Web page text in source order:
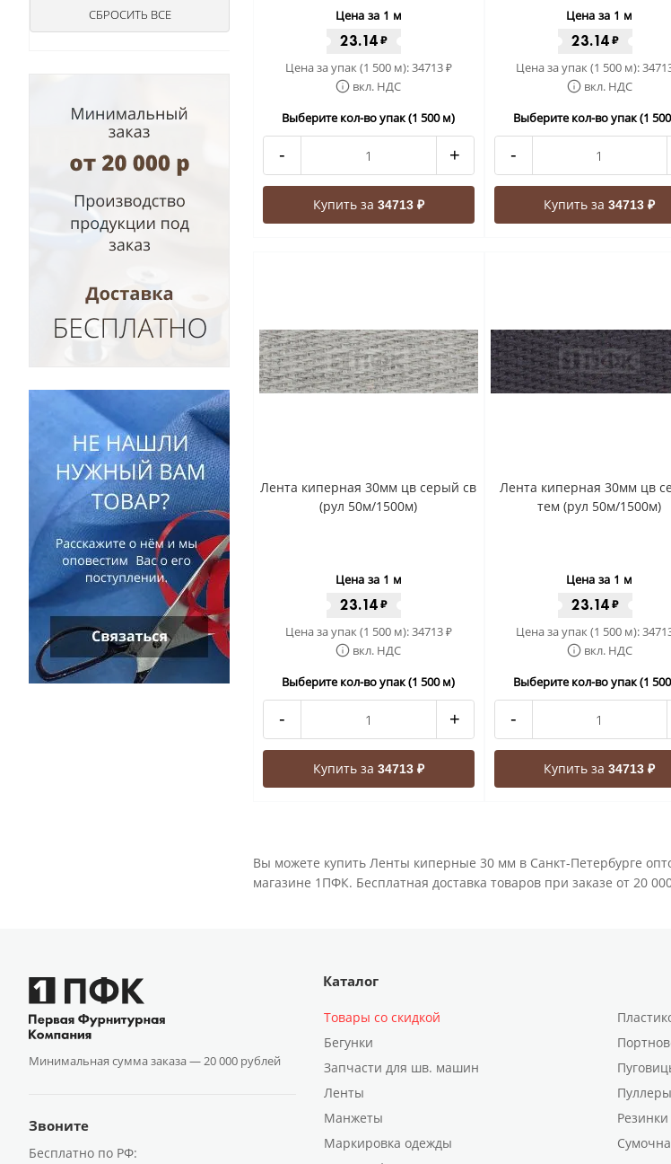
Цена за 1 м
23.14₽
Цена за упак (1 500 м):34713₽
вкл. НДС
Выберите кол-во упак (1 500 м)
- +
Купить за 34713 ₽
Цена за 1 м
23.14₽
Цена за упак (1 500 м):
вкл. НДС
Выберите кол-во упак (1
-
Купить за34713 ₽
Лента киперная 30мм цв серый св
(рул 50м/1500м)
Цена за 1 м
23.14₽
Цена за упак (1 500 м):34713₽
вкл. НДС
Выберите кол-во упак (1 500 м)
- +
Купить за 34713 ₽
Лента киперная 30мм цв
тем (рул 50м/1500м)
Цена за 1 м
23.14₽
Цена за упак (1 500 м):
вкл. НДС
Выберите кол-во упак (1
-
Купить за34713 ₽
Вы можете купить Ленты киперные 30 мм в Санкт-Петербурге
магазине 1ПФК. Бесплатная доставка товаров при заказе от 20
Минимальная сумма заказа —20 000 рублей
Звоните
Бесплатно по РФ:
Каталог
Товары со скидкой
Бегунки
Запчасти для шв. машин
Ленты
Манжеты
Маркировка одежды
Резинки